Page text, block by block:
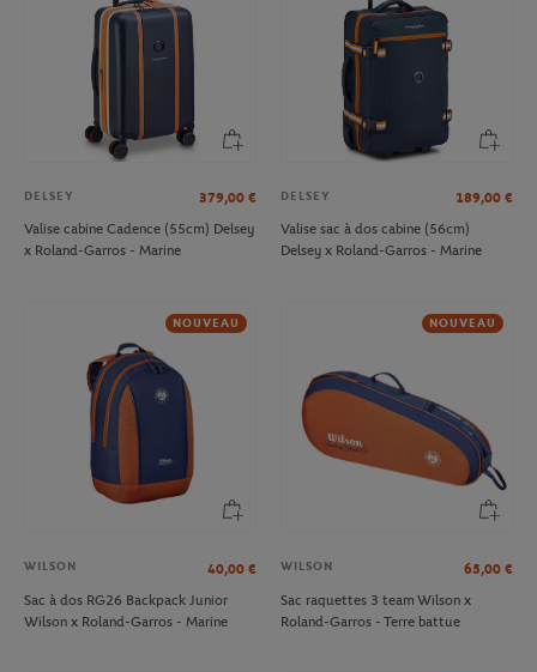
DELSEY 379,00 €
Valise cabine Cadence (55cm) Delsey
x Roland-Garros - Marine
DELSEY 189,00 €
Valise sac à dos cabine (56cm)
Delsey x Roland-Garros - Marine
NOUVEAU
WILSON 40,00 €
Sac à dos RG26 Backpack Junior
Wilson x Roland-Garros - Marine
NOUVEAU
WILSON 65,00 €
Sac raquettes 3 team Wilson x
Roland-Garros - Terre battue